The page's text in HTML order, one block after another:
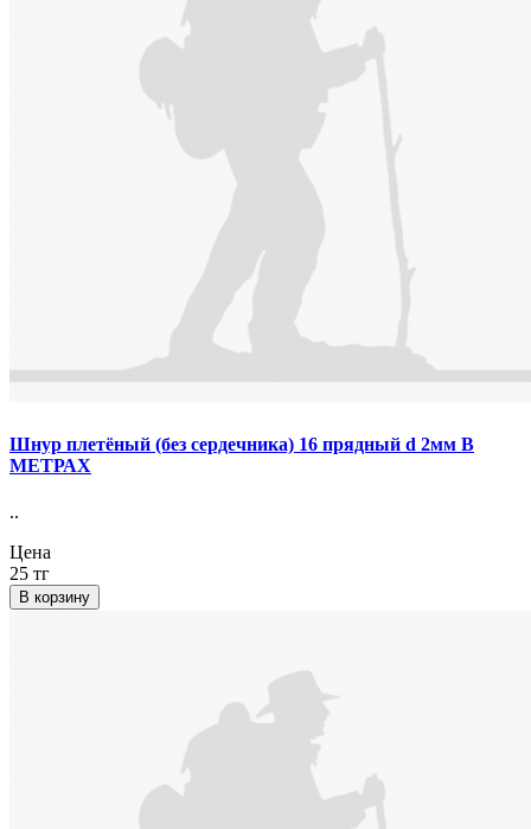
Шнур плетёный (без сердечника) 16 прядный d 2мм В
МЕТРАХ
..
Цена
25 тг
В корзину